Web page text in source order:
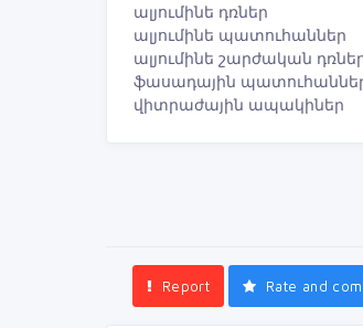
ալյումինե դռներ
ալյումինե պատուհաններ
ալյումինե շարժական
ֆասադային
վիտրաժային ապակիներ
Report Rate and